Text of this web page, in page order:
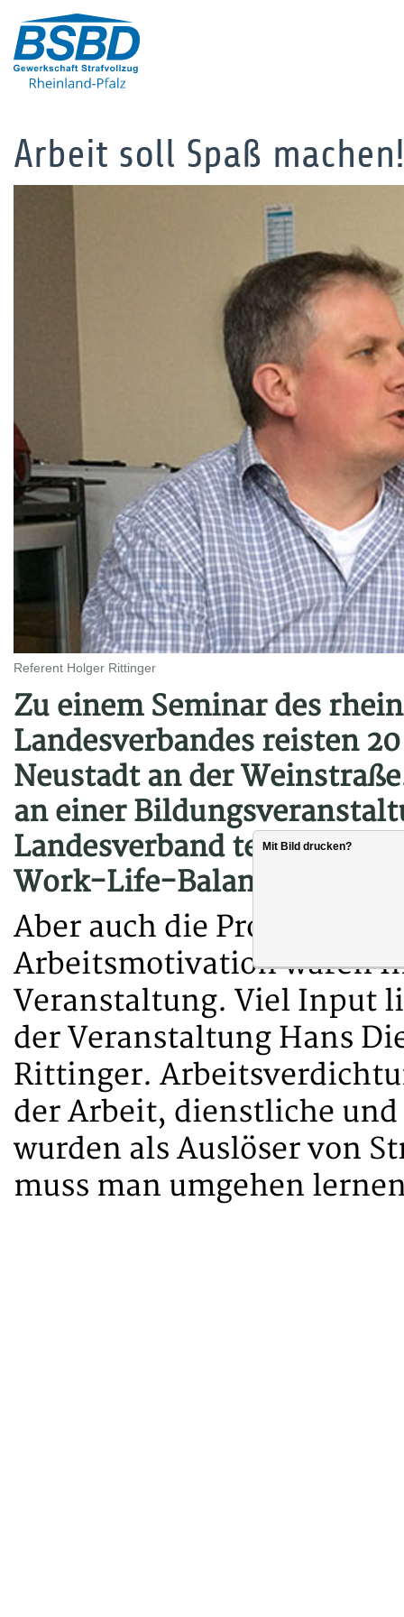
Arbeit soll Spaß
Referent Holger Rittinger
Zu einem Seminar des
Landesverbandes reisten
Neustadt an der
an einer
Landesverband teil. Das
Work-Life-Balance - Zeit
Aber auch die
Arbeitsmotivation waren
Veranstaltung. Viel Input
der Veranstaltung Hans
Rittinger.
der Arbeit, dienstliche
wurden als Auslöser von
muss man umgehen
Mit Bild drucken?